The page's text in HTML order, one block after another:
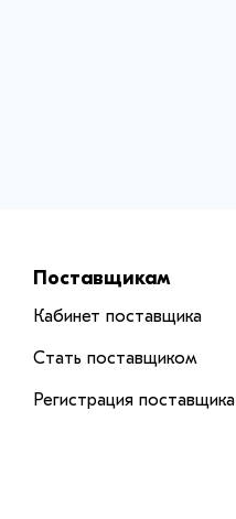
Поставщикам
Кабинет поставщика
Стать поставщиком
Регистрация поставщика